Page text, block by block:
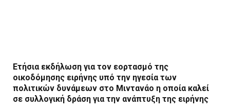
Ετήσια εκδήλωση για τον εορτασμό της
οικοδόμησης ειρήνης υπό την ηγεσία των
πολιτικών δυνάμεων στο Μιντανάο η οποία καλεί
σε συλλογική δράση για την ανάπτυξη της ειρήνης